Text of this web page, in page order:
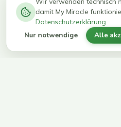
kg in 12
Wochen
erreichen
ihr Ziel
damit My Miracle
Datenschutzerklärung
Nur notwendige Alle